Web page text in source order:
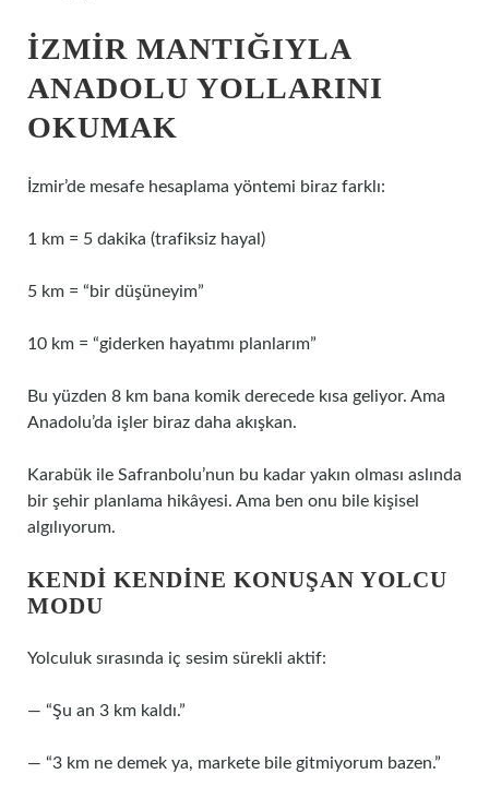
İZMIR MANTIĞIYLA
ANADOLU YOLLARINI
OKUMAK
İzmir’de mesafe hesaplama yöntemi biraz farklı:
1 km = 5 dakika (trafiksiz hayal)
5 km = “bir düşüneyim”
10 km = “giderken hayatımı planlarım”
Bu yüzden 8 km bana komik derecede kısa geliyor. Ama
Anadolu’da işler biraz daha akışkan.
Karabük ile Safranbolu’nun bu kadar yakın olması aslında
bir şehir planlama hikâyesi. Ama ben onu bile kişisel
algılıyorum.
KENDI KENDINE KONUŞAN YOLCU
MODU
Yolculuk sırasında iç sesim sürekli aktif:
— “Şu an 3 km kaldı.”
— “3 km ne demek ya, markete bile gitmiyorum bazen.”